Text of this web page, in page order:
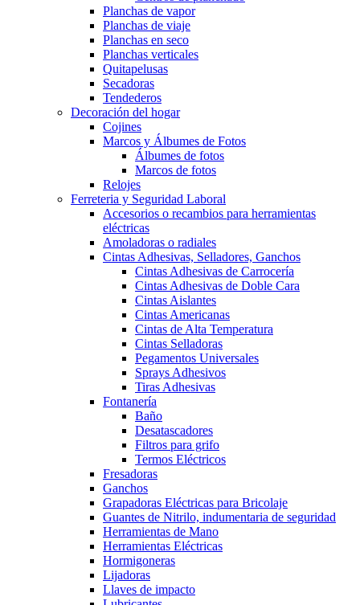
Planchas de vapor
Planchas de viaje
Planchas en seco
Planchas verticales
Quitapelusas
Secadoras
Tendederos
Decoración del hogar
Cojines
Marcos y Álbumes de Fotos
Álbumes de fotos
Marcos de fotos
Relojes
Ferreteria y Seguridad Laboral
Accesorios o recambios para herramientas
eléctricas
Amoladoras o radiales
Cintas Adhesivas, Selladores, Ganchos
Cintas Adhesivas de Carrocería
Cintas Adhesivas de Doble Cara
Cintas Aislantes
Cintas Americanas
Cintas de Alta Temperatura
Cintas Selladoras
Pegamentos Universales
Sprays Adhesivos
Tiras Adhesivas
Fontanería
Baño
Desatascadores
Filtros para grifo
Termos Eléctricos
Fresadoras
Ganchos
Grapadoras Eléctricas para Bricolaje
Guantes de Nitrilo, indumentaria de seguridad
Herramientas de Mano
Herramientas Eléctricas
Hormigoneras
Lijadoras
Llaves de impacto